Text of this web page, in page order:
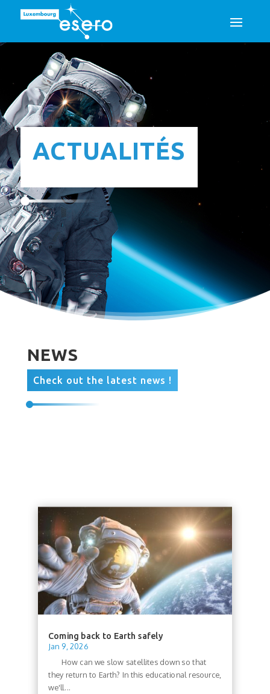
ACTUALITÉS
NEWS
Check out the latest news !
Coming back to Earth safely
Jan 9, 2026
How can we slow satellites down so that
they return to Earth? In this educational resource,
we'll...